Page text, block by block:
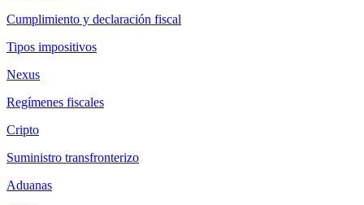
Cumplimiento y declaración fiscal
Tipos impositivos
Nexus
Regímenes fiscales
Cripto
Suministro transfronterizo
Aduanas